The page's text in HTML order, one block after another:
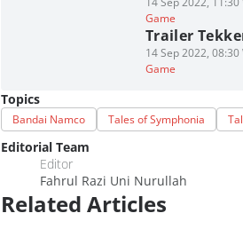
Game
Trailer
14 Sep 2022, 08:30
Game
Topics
Bandai Namco Tales of Symphonia
Editorial Team
Editor
Fahrul Razi Uni Nurullah
Related Articles